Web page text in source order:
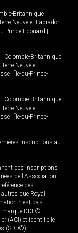
Britannique
Neuve-et-Labrador
Prince-Édouard
Colombie-Britannique
Terre-Neuve-et-
Île-du-Prince-
Colombie-Britannique
Terre-Neuve-et-
Île-du-Prince-
inscriptions au
des inscriptions
de l'Association
des
que Royal
n'est pas
marque DDF®
(ACI) et identifie le
(SDD®).